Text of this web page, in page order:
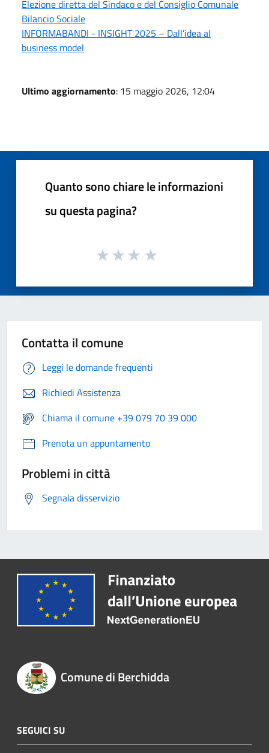
Elezione diretta del Sindaco e del Consiglio Comunale
Bilancio Sociale
INFORMABANDI - INSIGHT 2025 – Dall’idea al
business model
Ultimo aggiornamento: 15 maggio 2026, 12:04
Quanto sono chiare le informazioni
su questa pagina?
Contatta il comune
Leggi le domande frequenti
Richiedi Assistenza
Chiama il comune +39 079 70 39 000
Prenota un appuntamento
Problemi in città
Segnala disservizio
Comune di Berchidda
SEGUICI SU